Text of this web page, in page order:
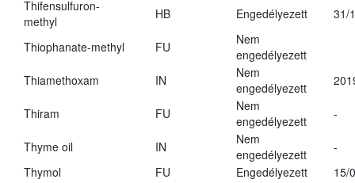
Thifensulfuron-
methyl
HB Engedélyezett 31/
Thiophanate-methyl FU
Nem
engedélyezett
Thiamethoxam
IN
Nem
engedélyezett
Thiram FU
Nem
engedélyezett
-
Thyme oil IN
Nem
engedélyezett
-
Thymol
FU Engedélyezett
15/